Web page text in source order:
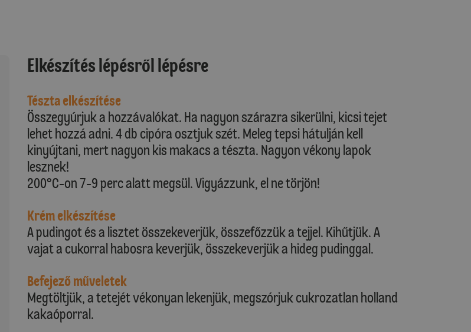
Elkészítés lépésről lépésre
Tészta elkészítése
Összegyúrjuk a hozzávalókat. Ha nagyon szárazra sikerülni, kicsi tejet
lehet hozzá adni. 4 db cipóra osztjuk szét. Meleg tepsi hátulján kell
kinyújtani, mert nagyon kis makacs a tészta. Nagyon vékony lapok
lesznek!
200°C-on 7-9 perc alatt megsül. Vigyázzunk, el ne törjön!
Krém elkészítése
A pudingot és a lisztet összekeverjük, összefőzzük a tejjel. Kihűtjük. A
vajat a cukorral habosra keverjük, összekeverjük a hideg pudinggal.
Befejező műveletek
Megtöltjük, a tetejét vékonyan lekenjük, megszórjuk cukrozatlan holland
kakaóporral.